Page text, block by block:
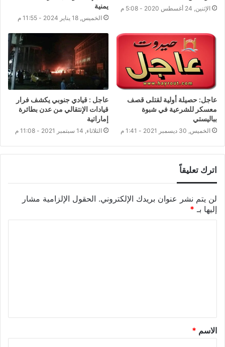
الإثنين, 24 أغسطس 2020 - 5:08 م
يمنية
الخميس, 18 يناير 2024 - 11:55 م
عاجل: حصيلة أولية لقتلى قصف
معسكر للشرعية في شبوة
بباليستي
الخميس, 30 ديسمبر 2021 - 1:41 م
عاجل : قيادي جنوبي يكشف فرار
قيادات الإنتقالي من عدن بطائرة
إماراتية
الثلاثاء, 14 سبتمبر 2021 - 11:08 م
اترك تعليقاً
لن يتم نشر عنوان بريدك الإلكتروني. الحقول الإلزامية مشار
إليها بـ *
الاسم *